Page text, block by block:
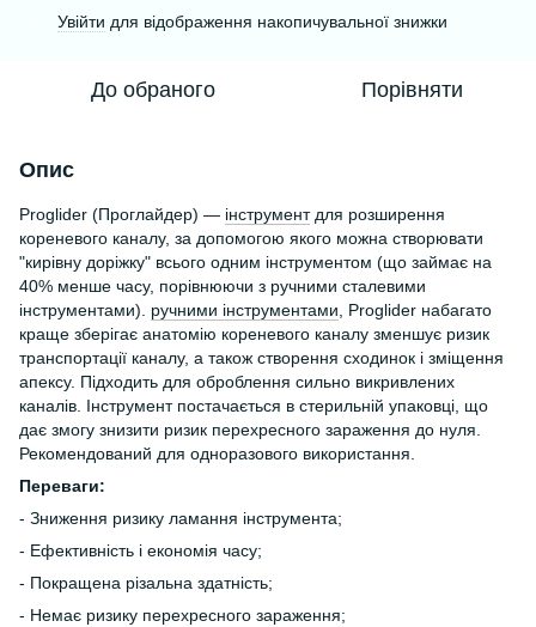
Увійти для відображення накопичувальної знижки
До обраного Порівняти
Опис
Proglider (Проглайдер) — інструментдля розширення
кореневого каналу, за допомогою якого можна створювати
"кирівну доріжку" всього одним інструментом (що займає на
40% менше часу, порівнюючи з ручними сталевими
інструментами). ручними інструментами , Proglider набагато
краще зберігає анатомію кореневого каналу зменшує ризик
транспортації каналу, а також створення сходинок і зміщення
апексу. Підходить для оброблення сильно викривлених
каналів. Інструмент постачається в стерильній упаковці, що
дає змогу знизити ризик перехресного зараження до нуля.
Рекомендований для одноразового використання.
Переваги:
- Зниження ризику ламання інструмента;
- Ефективність і економія часу;
- Покращена різальна здатність;
- Немає ризику перехресного зараження;